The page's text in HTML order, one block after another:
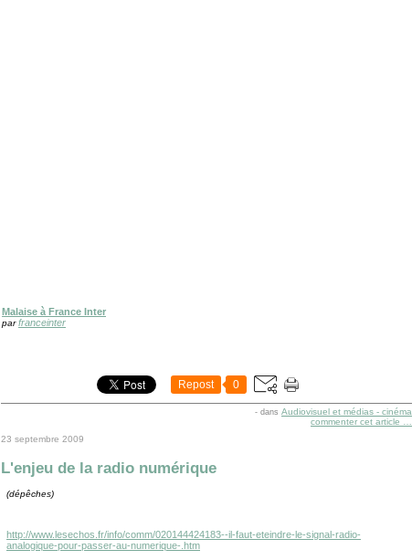
Malaise à France Inter
parfranceinter
Repost 0
- dans Audiovisuel et médias - cinéma
commenter cet article
23 septembre 2009
L'enjeu de la radio numérique
(dépêches)
http://www.lesechos.fr/info/comm/020144424183--il-faut-eteindre-le-signal-radio-
analogique-pour-passer-au-numerique-.htm